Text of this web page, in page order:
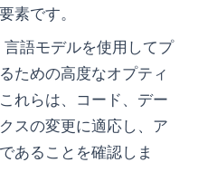
素です。
言語モデルを使用してプ
ための高度なオプティ
れらは、コード、デー
スの変更に適応し、ア
あることを確認しま